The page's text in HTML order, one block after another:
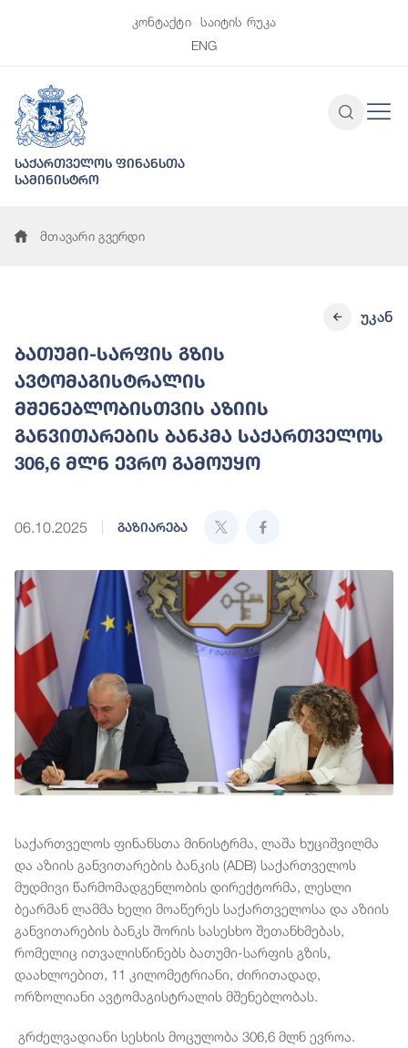
კონტაქტი
საიტის რუკა
ENG
საქართველოს ფინანსთა
სამინისტრო
მთავარი გვერდი
ბათუმი-სარფის გზის
ავტომაგისტრალის
მშენებლობისთვის აზიის
განვითარების ბანკმა საქართველოს
306,6 მლნ ევრო გამოუყო
06.10.2025 გაზიარება
უკან
საქართველოს ფინანსთა მინისტრმა, ლაშა ხუციშვილმა
და აზიის განვითარების ბანკის (ADB) საქართველოს
მუდმივი წარმომადგენლობის დირექტორმა, ლესლი
ბეარმან ლამმა ხელი მოაწერეს საქართველოსა და აზიის
განვითარების ბანკს შორის სასესხო შეთანხმებას,
რომელიც ითვალისწინებს ბათუმი-სარფის გზის,
დაახლოებით, 11 კილომეტრიანი, ძირითადად,
ორზოლიანი ავტომაგისტრალის მშენებლობას.
გრძელვადიანი სესხის მოცულობა 306,6 მლნ ევროა.